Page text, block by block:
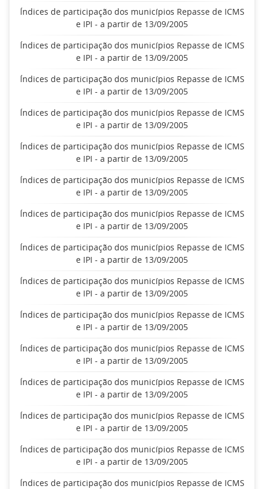
Índices de participação dos municípios Repasse de ICMS
e IPI - a partir de 13/09/2005
Índices de participação dos municípios Repasse de ICMS
e IPI - a partir de 13/09/2005
Índices de participação dos municípios Repasse de ICMS
e IPI - a partir de 13/09/2005
Índices de participação dos municípios Repasse de ICMS
e IPI - a partir de 13/09/2005
Índices de participação dos municípios Repasse de ICMS
e IPI - a partir de 13/09/2005
Índices de participação dos municípios Repasse de ICMS
e IPI - a partir de 13/09/2005
Índices de participação dos municípios Repasse de ICMS
e IPI - a partir de 13/09/2005
Índices de participação dos municípios Repasse de ICMS
e IPI - a partir de 13/09/2005
Índices de participação dos municípios Repasse de ICMS
e IPI - a partir de 13/09/2005
Índices de participação dos municípios Repasse de ICMS
e IPI - a partir de 13/09/2005
Índices de participação dos municípios Repasse de ICMS
e IPI - a partir de 13/09/2005
Índices de participação dos municípios Repasse de ICMS
e IPI - a partir de 13/09/2005
Índices de participação dos municípios Repasse de ICMS
e IPI - a partir de 13/09/2005
Índices de participação dos municípios Repasse de ICMS
e IPI - a partir de 13/09/2005
Índices de participação dos municípios Repasse de ICMS